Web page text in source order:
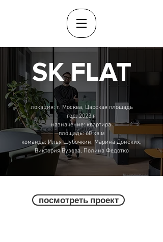
SK FLAT
локация: г. Москва, Царская площадь
год: 2023 г.
назначение: квартира
площадь: 60 кв.м
команда: Илья Шубочкин, Марина Донских,
Виктория Вузова, Полина Федотко
посмотреть проект